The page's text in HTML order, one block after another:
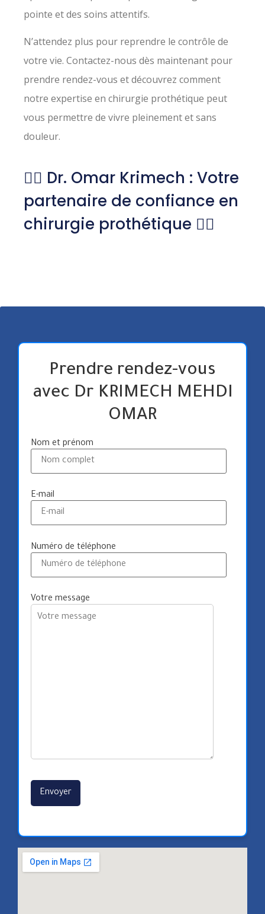
pointe et des soins attentifs.
N’attendez plus pour reprendre le contrôle de
votre vie. Contactez-nous dès maintenant pour
prendre rendez-vous et découvrez comment
notre expertise en chirurgie prothétique peut
vous permettre de vivre pleinement et sans
douleur.
👨‍⚕️ Dr. Omar Krimech : Votre
partenaire de confiance en
chirurgie prothétique 👩‍⚕️
Prendre rendez-vous
avec Dr KRIMECH MEHDI
OMAR
Nom et prénom
E-mail
Numéro de téléphone
Votre message